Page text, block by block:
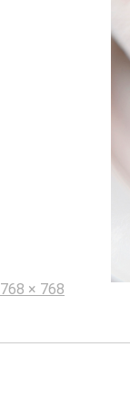
Полный
768 × 768